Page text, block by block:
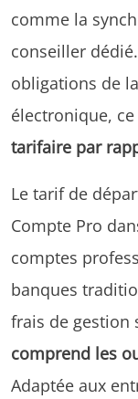
comme la
conseiller
obligations de
électronique,
tarifaire par
Le tarif de
Compte Pro
comptes
banques
frais de gestion
comprend les
Adaptée aux